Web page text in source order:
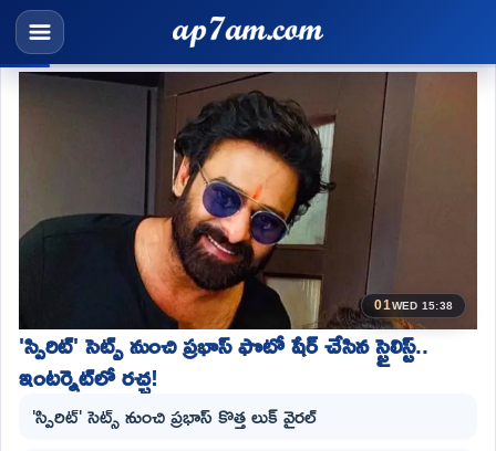
01WED 15:38
'స్పిరిట్' సెట్స్ నుంచి ప్రభాస్ ఫొటో షేర్ చేసిన స్టైలిస్ట్..
ఇంటర్నెట్‌లో రచ్చ!
'స్పిరిట్' సెట్స్ నుంచి ప్రభాస్ కొత్త లుక్ వైరల్